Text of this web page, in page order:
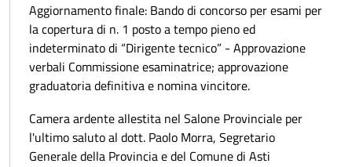
Aggiornamento finale: Bando di concorso per esami per
la copertura di n. 1 posto a tempo pieno ed
indeterminato di “Dirigente tecnico” - Approvazione
verbali Commissione esaminatrice; approvazione
graduatoria definitiva e nomina vincitore.
Camera ardente allestita nel Salone Provinciale per
l'ultimo saluto al dott. Paolo Morra, Segretario
Generale della Provincia e del Comune di Asti